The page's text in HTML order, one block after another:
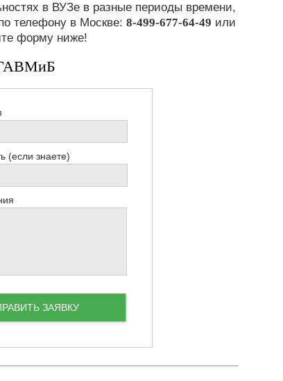
в ВУЗе в разные периоды времени,
телефону в Москве: 8-499-677-64-49 или
форму ниже!
(если знаете)